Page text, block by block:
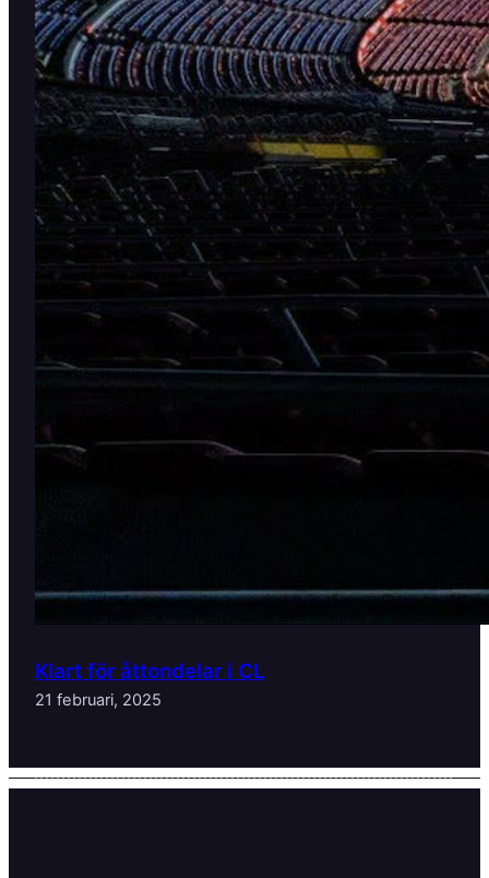
Klart för åttondelar i CL
21 februari, 2025